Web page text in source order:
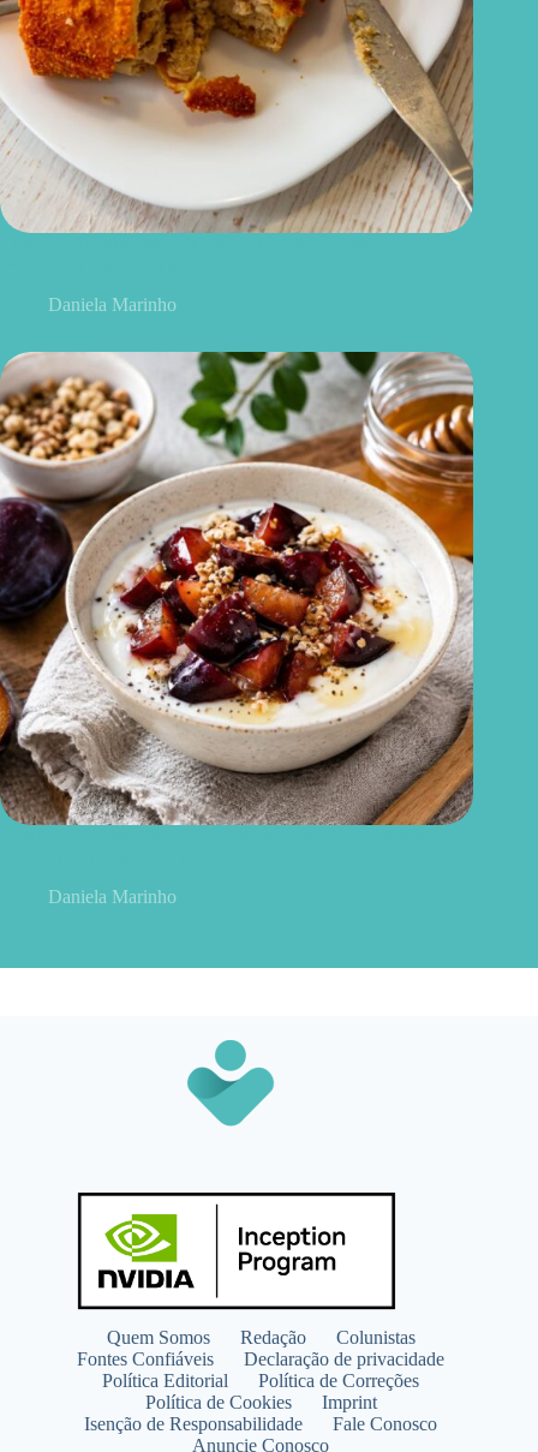
Daniela Marinho
Daniela Marinho
Quem Somos Redação
Colunistas
Fontes Confiáveis
Declaração de privacidade
Política Editorial
Política de Correções
Política de Cookies
Imprint
Isenção de Responsabilidade
Fale Conosco
Anuncie Conosco